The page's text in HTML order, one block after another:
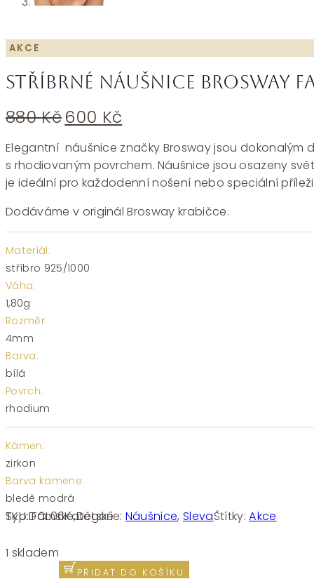
AKCE
Stříbrné náušnice Brosway
880KčPůvodní
cena
byla:
880 Kč.
600 Kč
cena
je:
600 Kč.
Elegantní náušnice značky Brosway jsou dokonalým
s rhodiovaným povrchem. Náušnice jsou osazeny
je ideální pro každodenní nošení nebo speciální
Dodáváme v originál Brosway krabičce.
Materiál:
stříbro 925/1000
Váha:
1,80g
Rozměr:
4mm
Barva:
bílá
Povrch:
rhodium
Kámen:
zirkon
Barva kamene:
bledě modrá
SKU:FCL06Kategorie: Náušnice,SlevaŠtítky:Akce
Typ:Dámské,Dětské
1 sklademnáušnice
Brosway
PŘIDAT DO KOŠÍKU